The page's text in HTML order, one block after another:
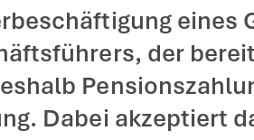
Aktuelles > Finanzverwaltung